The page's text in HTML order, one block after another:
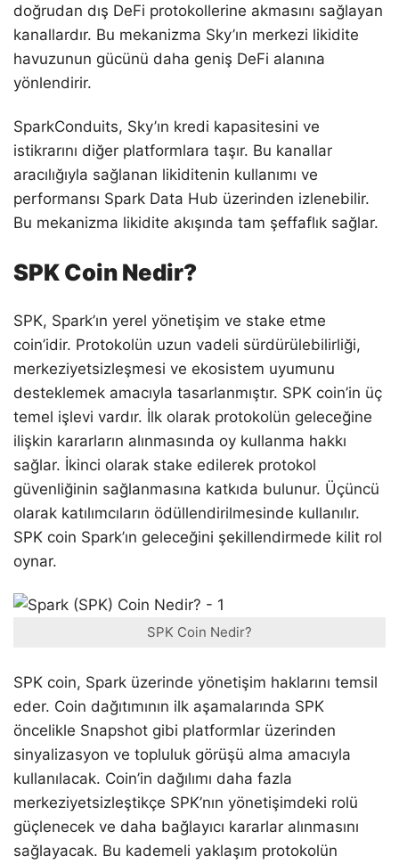
doğrudan dış DeFi protokollerine akmasını sağlayan
kanallardır. Bu mekanizma Sky’ın merkezi likidite
havuzunun gücünü daha geniş DeFi alanına
yönlendirir.
SparkConduits, Sky’ın kredi kapasitesini ve
istikrarını diğer platformlara taşır. Bu kanallar
aracılığıyla sağlanan likiditenin kullanımı ve
performansı Spark Data Hub üzerinden izlenebilir.
Bu mekanizma likidite akışında tam şeffaflık sağlar.
SPK Coin Nedir?
SPK, Spark’ın yerel yönetişim ve stake etme
coin’idir. Protokolün uzun vadeli sürdürülebilirliği,
merkeziyetsizleşmesi ve ekosistem uyumunu
desteklemek amacıyla tasarlanmıştır. SPK coin’in üç
temel işlevi vardır. İlk olarak protokolün geleceğine
ilişkin kararların alınmasında oy kullanma hakkı
sağlar. İkinci olarak stake edilerek protokol
güvenliğinin sağlanmasına katkıda bulunur. Üçüncü
olarak katılımcıların ödüllendirilmesinde kullanılır.
SPK coin Spark’ın geleceğini şekillendirmede kilit rol
oynar.
SPK Coin Nedir?
SPK coin, Spark üzerinde yönetişim haklarını temsil
eder. Coin dağıtımının ilk aşamalarında SPK
öncelikle Snapshot gibi platformlar üzerinden
sinyalizasyon ve topluluk görüşü alma amacıyla
kullanılacak. Coin’in dağılımı daha fazla
merkeziyetsizleştikçe SPK’nın yönetişimdeki rolü
güçlenecek ve daha bağlayıcı kararlar alınmasını
sağlayacak. Bu kademeli yaklaşım protokolün